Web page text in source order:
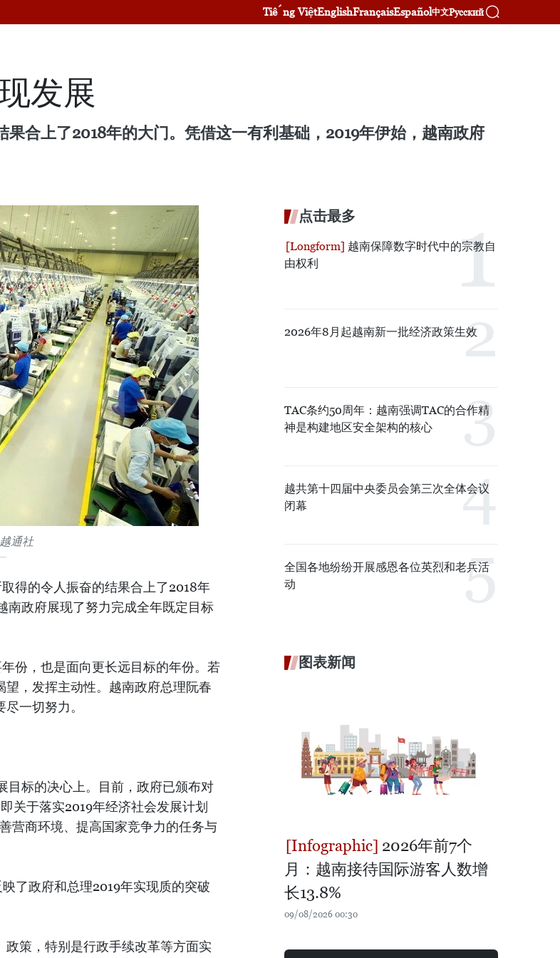
Tiếng ViệtEnglishFrançaisEspañol中文Русский
发展
合上了2018年的大门。凭借这一有利基础，2019年伊始，越南政府
通社
得的令人振奋的结果合上了2018年
南政府展现了努力完成全年既定目标
份，也是面向更长远目标的年份。若
，发挥主动性。越南政府总理阮春
一切努力。
目标的决心上。目前，政府已颁布对
关于落实2019年经济社会发展计划
营商环境、提高国家竞争力的任务与
了政府和总理2019年实现质的突破
策，特别是行政手续改革等方面实
点击最多
越南保障数字时代中的宗教自
由权利
2026年8月起越南新一批经济政策生效
TAC条约50周年：越南强调TAC的合作精
神是构建地区安全架构的核心
越共第十四届中央委员会第三次全体会议
闭幕
全国各地纷纷开展感恩各位英烈和老兵活
动
图表新闻
2026年前7个
月：越南接待国际游客人数增
长13.8%
09/08/2026 00:30